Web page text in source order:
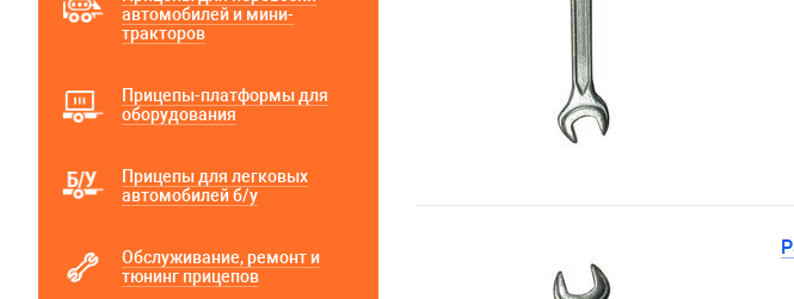
автомобилей и мини-
тракторов
Прицепы-платформы для
оборудования
Прицепы для легковых
автомобилей б/у
Обслуживание, ремонт и
тюнинг прицепов